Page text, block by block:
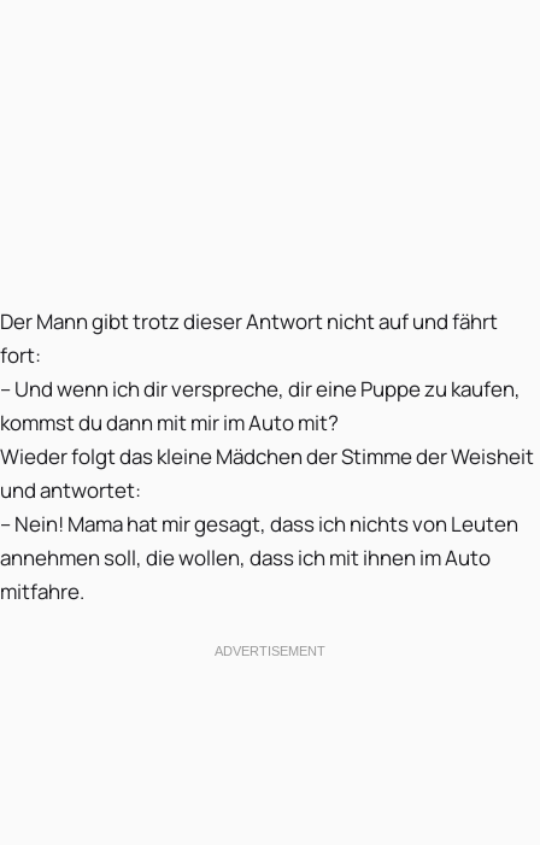
Der Mann gibt trotz dieser Antwort nicht auf und fährt
fort:
– Und wenn ich dir verspreche, dir eine Puppe zu kaufen,
kommst du dann mit mir im Auto mit?
Wieder folgt das kleine Mädchen der Stimme der Weisheit
und antwortet:
– Nein! Mama hat mir gesagt, dass ich nichts von Leuten
annehmen soll, die wollen, dass ich mit ihnen im Auto
mitfahre.